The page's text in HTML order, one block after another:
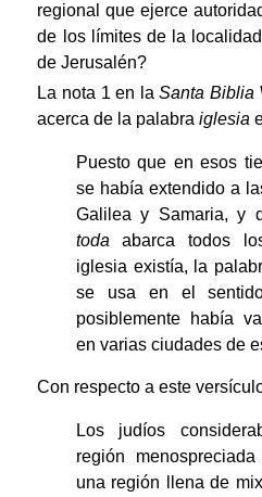
regional que ejerce
de los límites de la
de Jerusalén?
La nota 1 en laSanta Biblia
acerca de la palabraiglesia
Puesto que en esos
se había extendido a
Galilea y Samaria, y
todaabarca todos
iglesia existía, la
se usa en el
posiblemente había
en varias ciudades de
Con respecto a este
Los judíos
región
una región llena de